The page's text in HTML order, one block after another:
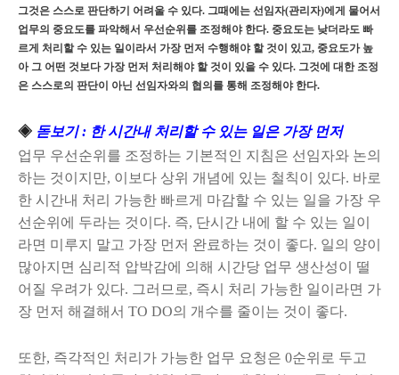
그것은 스스로 판단하기 어려울 수 있다. 그때에는 선임자(관리자)에게 물어서
업무의 중요도를 파악해서 우선순위를 조정해야 한다. 중요도는 낮더라도 빠
르게 처리할 수 있는 일이라서 가장 먼저 수행해야 할 것이 있고, 중요도가 높
아 그 어떤 것보다 가장 먼저 처리해야 할 것이 있을 수 있다. 그것에 대한 조정
은 스스로의 판단이 아닌 선임자와의 협의를 통해 조정해야 한다.
◈ 돋보기 : 한 시간내 처리할 수 있는 일은 가장 먼저
업무 우선순위를 조정하는 기본적인 지침은 선임자와 논의
하는 것이지만, 이보다 상위 개념에 있는 철칙이 있다. 바로
한 시간내 처리 가능한 빠르게 마감할 수 있는 일을 가장 우
선순위에 두라는 것이다. 즉, 단시간 내에 할 수 있는 일이
라면 미루지 말고 가장 먼저 완료하는 것이 좋다. 일의 양이
많아지면 심리적 압박감에 의해 시간당 업무 생산성이 떨
어질 우려가 있다. 그러므로, 즉시 처리 가능한 일이라면 가
장 먼저 해결해서 TO DO의 개수를 줄이는 것이 좋다.
또한, 즉각적인 처리가 가능한 업무 요청은 0순위로 두고